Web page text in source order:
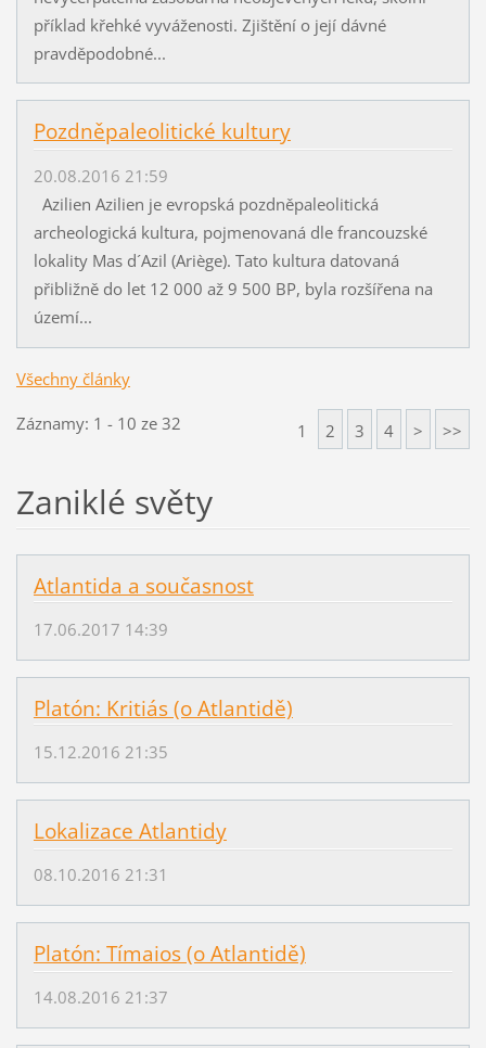
příklad křehké vyváženosti. Zjištění o její dávné
pravděpodobné...
Pozdněpaleolitické kultury
20.08.2016 21:59
Azilien Azilien je evropská pozdněpaleolitická
archeologická kultura, pojmenovaná dle francouzské
lokality Mas d´Azil (Ariège). Tato kultura datovaná
přibližně do let 12 000 až 9 500 BP, byla rozšířena na
území...
Všechny články
Záznamy: 1 - 10 ze 32 1 2 3 4 > >>
Zaniklé světy
Atlantida a současnost
17.06.2017 14:39
Platón: Kritiás (o Atlantidě)
15.12.2016 21:35
Lokalizace Atlantidy
08.10.2016 21:31
Platón: Tímaios (o Atlantidě)
14.08.2016 21:37